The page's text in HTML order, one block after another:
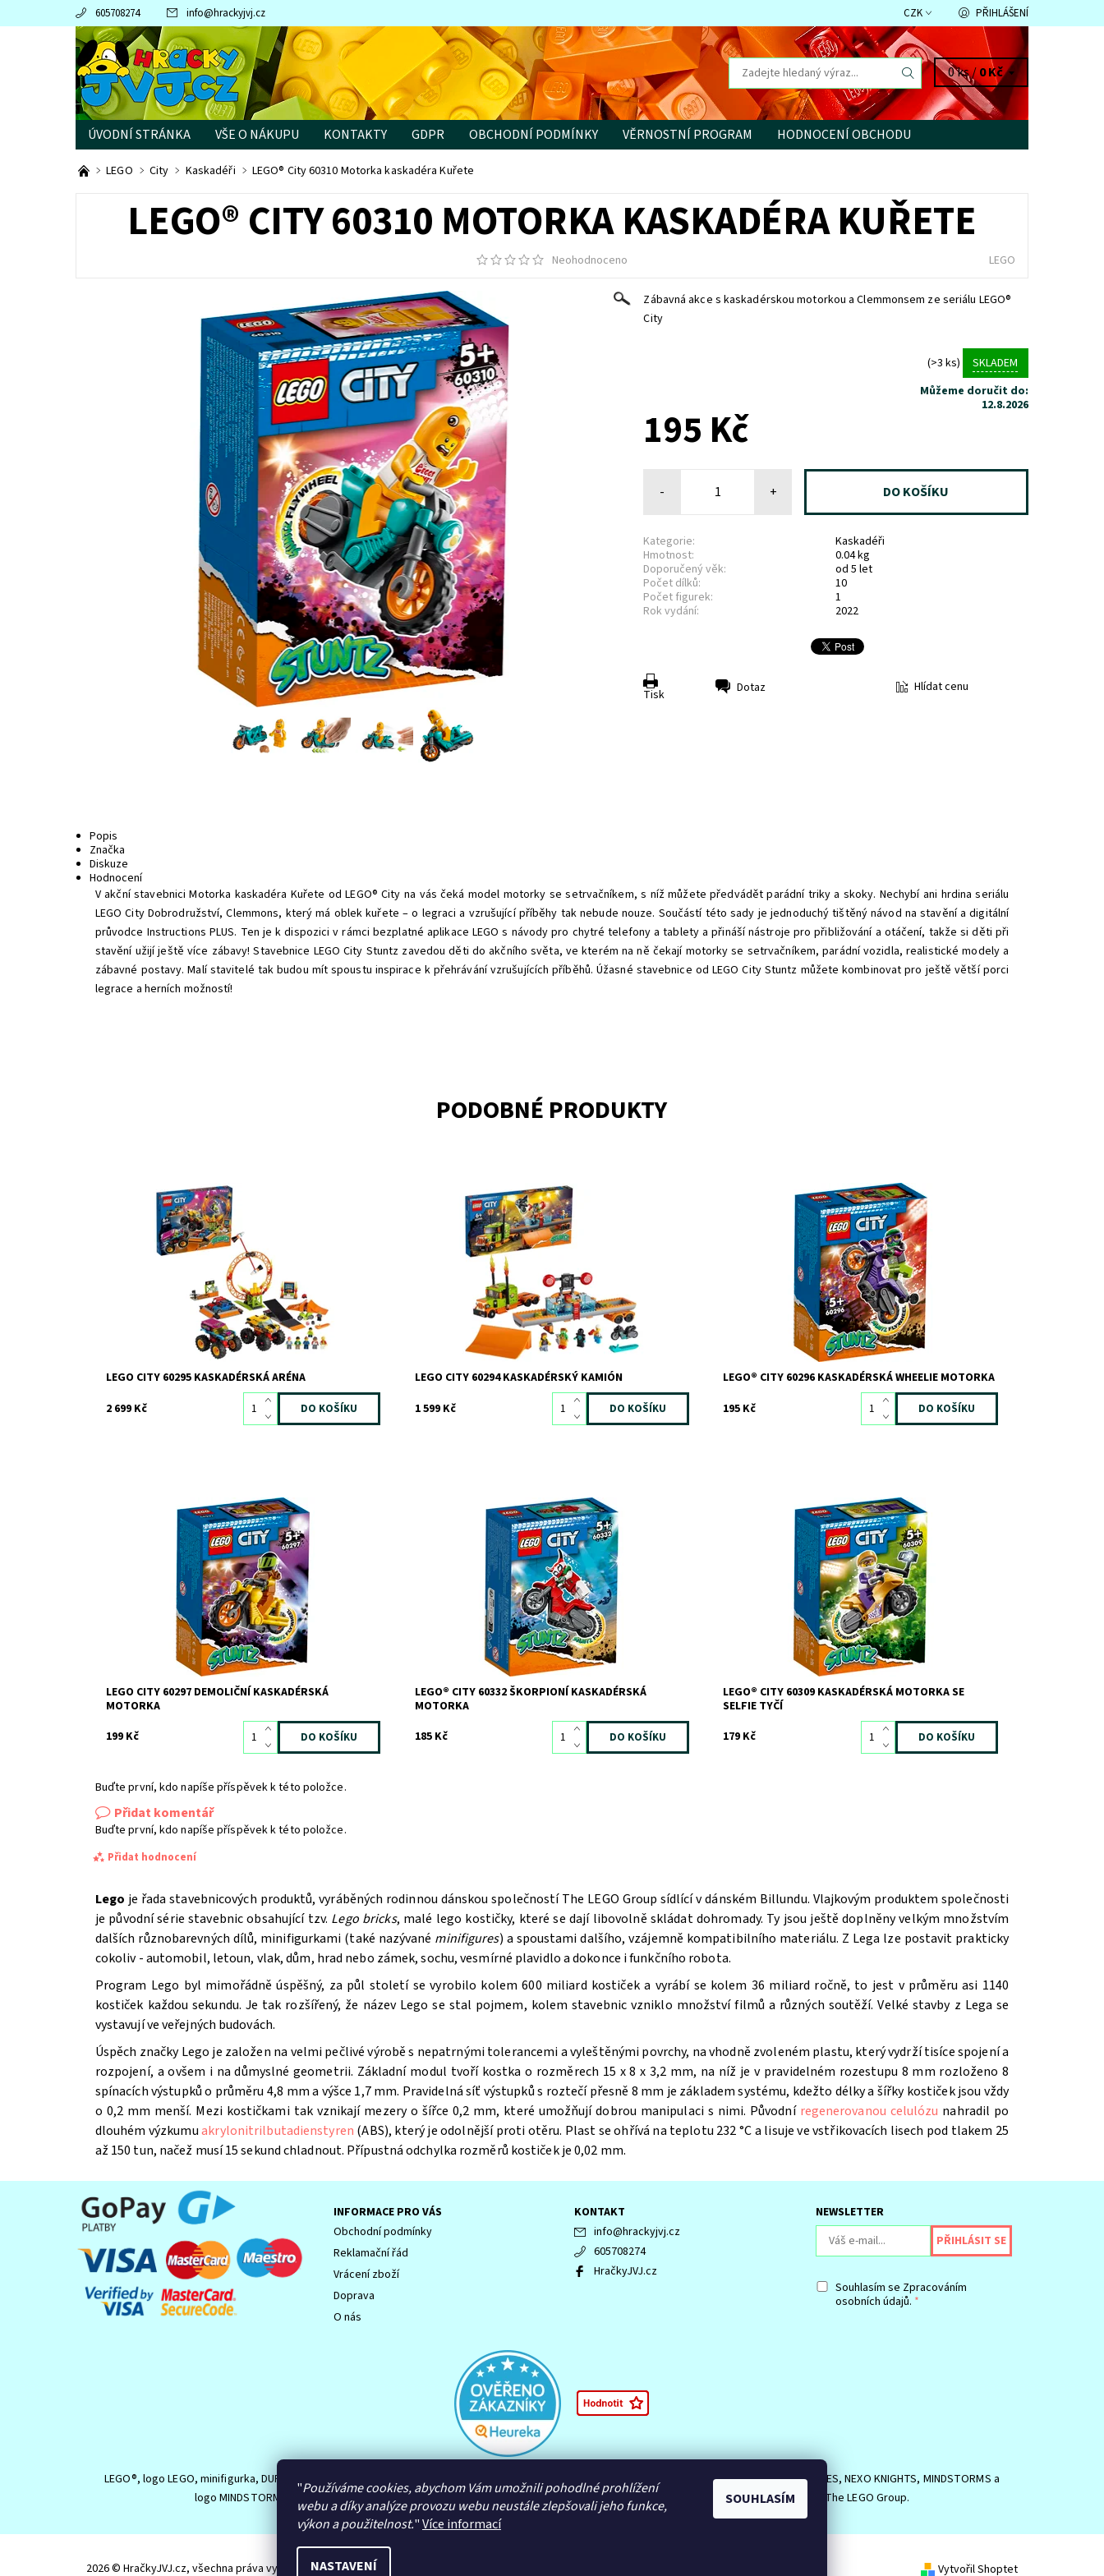
605708274 info@hrackyjvj.cz CZK PŘIHLÁŠENÍ
0 ks /0 Kč
ÚVODNÍ STRÁNKA VŠE O NÁKUPU KONTAKTY GDPR OBCHODNÍ PODMÍNKY VĚRNOSTNÍ PROGRAM
HODNOCENÍ OBCHODU
PRODÁVANÉ ZNAČKY
LEGO City Kaskadéři LEGO® City 60310 Motorka kaskadéra Kuřete
LEGO® CITY 60310 MOTORKA KASKADÉRA KUŘETE
Neohodnoceno LEGO
Zábavná akce s kaskadérskou motorkou a Clemmonsem ze seriálu LEGO®
City
(>3 ks)
SKLADEM
Můžeme doručit do:
12.8.2026
195 Kč
- +
Kategorie:
Kaskadéři
Hmotnost:
0.04 kg
Doporučený věk:
od 5 let
Počet dílků:
10
Počet figurek:
1
Rok vydání:
2022
Tisk Dotaz Hlídat cenu
Popis
Značka
Diskuze
Hodnocení
V akční stavebnici Motorka kaskadéra Kuřete od LEGO® City na vás čeká model motorky se setrvačníkem, s níž můžete předvádět parádní triky a skoky. Nechybí ani hrdina seriálu
LEGO City Dobrodružství, Clemmons, který má oblek kuřete – o legraci a vzrušující příběhy tak nebude nouze. Součástí této sady je jednoduchý tištěný návod na stavění a digitální
průvodce Instructions PLUS. Ten je k dispozici v rámci bezplatné aplikace LEGO s návody pro chytré telefony a tablety a přináší nástroje pro přibližování a otáčení, takže si děti při
stavění užijí ještě více zábavy! Stavebnice LEGO City Stuntz zavedou děti do akčního světa, ve kterém na ně čekají motorky se setrvačníkem, parádní vozidla, realistické modely a
zábavné postavy. Malí stavitelé tak budou mít spoustu inspirace k přehrávání vzrušujících příběhů. Úžasné stavebnice od LEGO City Stuntz můžete kombinovat pro ještě větší porci
legrace a herních možností!
PODOBNÉ PRODUKTY
Úžasná stavebnice kaskadérské arény pro děti!
Dostupnost:
Skladem3
9421
LEGO CITY 60295 KASKADÉRSKÁ ARÉNA
2 699 Kč
Akční zábava plná kaskadérský kousků!
Dostupnost:
Skladem>3
9238
LEGO
LEGO CITY 60294 KASKADÉRSKÝ KAMIÓN
1 599 Kč
Kaskadérská motorka s hvězdou LEGO® City, Raze!
Skladem3
9474
LEGO
LEGO® CITY 60296 KASKADÉRSKÁ WHEELIE MOTORKA
195 Kč
Kaskadérská motorka pro děti s Wallopem, kterého
znáte z televizního seriálu LEGO® City!
Skladem>3
9364
LEGO
LEGO CITY 60297 DEMOLIČNÍ KASKADÉRSKÁ
MOTORKA
199 Kč
LEGO® City Škorpioní kaskadérská motorka s
ďábelskou jezdkyní Škorpionkou Luchadorou
Skladem3
10452
LEGO
LEGO® CITY 60332 ŠKORPIONÍ KASKADÉRSKÁ
MOTORKA
185 Kč
Dechberoucí kaskadérská akce se zábavným
televizním hrdinou LEGO® City
Skladem2
9486
LEGO
LEGO® CITY 60309 KASKADÉRSKÁ MOTORKA SE
SELFIE TYČÍ
179 Kč
Buďte první, kdo napíše příspěvek k této položce.
Přidat komentář
Buďte první, kdo napíše příspěvek k této položce.
Přidat hodnocení
Souhlasím seZpracováním osobních údajů.
Lego je řada stavebnicových produktů, vyráběných rodinnou dánskou společností The LEGO Group sídlící v dánském Billundu. Vlajkovým produktem společnosti
je původní série stavebnic obsahující tzv. Lego bricks, malé lego kostičky, které se dají libovolně skládat dohromady. Ty jsou ještě doplněny velkým množstvím
dalších různobarevných dílů, minifigurkami (také nazývané minifigures) a spoustami dalšího, vzájemně kompatibilního materiálu. Z Lega lze postavit prakticky
cokoliv - automobil, letoun, vlak, dům, hrad nebo zámek, sochu, vesmírné plavidlo a dokonce i funkčního robota.
Program Lego byl mimořádně úspěšný, za půl století se vyrobilo kolem 600 miliard kostiček a vyrábí se kolem 36 miliard ročně, to jest v průměru asi 1140
kostiček každou sekundu. Je tak rozšířený, že název Lego se stal pojmem, kolem stavebnic vzniklo množství filmů a různých soutěží. Velké stavby z Lega se
vystavují ve veřejných budovách.
Úspěch značky Lego je založen na velmi pečlivé výrobě s nepatrnými tolerancemi a vyleštěnými povrchy, na vhodně zvoleném plastu, který vydrží tisíce spojení a
rozpojení, a ovšem i na důmyslné geometrii. Základní modul tvoří kostka o rozměrech 15 x 8 x 3,2 mm, na níž je v pravidelném rozestupu 8 mm rozloženo 8
spínacích výstupků o průměru 4,8 mm a výšce 1,7 mm. Pravidelná síť výstupků s roztečí přesně 8 mm je základem systému, kdežto délky a šířky kostiček jsou vždy
o 0,2 mm menší. Mezi kostičkami tak vznikají mezery o šířce 0,2 mm, které umožňují dobrou manipulaci s nimi. Původní regenerovanou celulózu nahradil po
dlouhém výzkumuakrylonitrilbutadienstyren (ABS), který je odolnější proti otěru. Plast se ohřívá na teplotu 232 °C a lisuje ve vstřikovacích lisech pod tlakem 25
až 150 tun, načež musí 15 sekund chladnout. Přípustná odchylka rozměrů kostiček je 0,02 mm.
INFORMACE PRO VÁS
Obchodní podmínky
Reklamační řád
Vrácení zboží
Doprava
O nás
KONTAKT
info@hrackyjvj.cz
605708274
HračkyJVJ.cz
NEWSLETTER
Souhlasím se Zpracováním
osobních údajů.
LEGO®, logo LEGO, minifigurka, DUPLO, logo DUPLO, LEGENDS OF CHIMA, NINJAGO, logo NINJAGO, logo FRIENDS, logo HIDDEN SIDE, logo MINIFIGURES, NEXO KNIGHTS, MINDSTORMS a
logo MINDSTORMS jsou ochranné známky společnosti LEGO Group nebo jsou chráněny autorským právem LEGO Group. ©2026 The LEGO Group.
2026 © HračkyJVJ.cz, všechna práva vyhrazenaUpravit nastavení cookies Vytvořil Shoptet
"Používáme cookies, abychom Vám umožnili pohodlné prohlížení
webu a díky analýze provozu webu neustále zlepšovali jeho funkce,
výkon a použitelnost."Více informací
NASTAVENÍ
SOUHLASÍM